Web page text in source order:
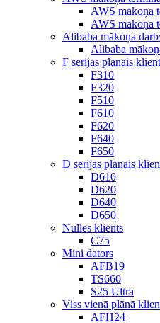
AWS mākoņa
AWS mākoņa
Alibaba mākoņa
Alibaba
F sērijas plānais
F310
F320
F510
F610
F620
F640
F650
D sērijas plānais
D610
D620
D640
D650
Nulles klients
C75
Mini dators
AFB19
TS660
S25 Ultra
Viss vienā plānā
AFH24